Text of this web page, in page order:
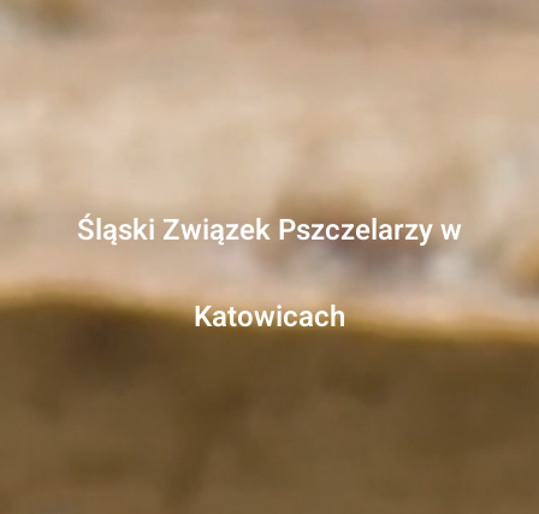
Śląski Związek Pszczelarzy w
Katowicach